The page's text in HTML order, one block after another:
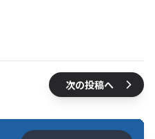
次の投稿へ